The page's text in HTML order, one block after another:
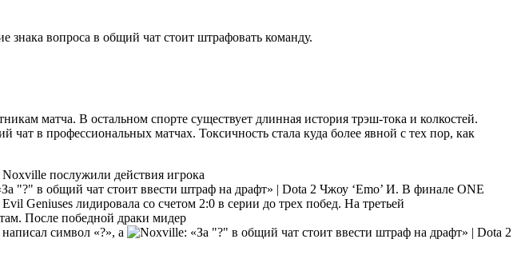
знака вопроса в общий чат стоит штрафовать команду.
матча. В остальном спорте существует длинная история трэш-тока и колкостей.
в профессиональных матчах. Токсичность стала куда более явной с тех пор, как
Noxville послужили действия игрока
Чжоу ‘Emo’ И. В финале ONE
Evil Geniuses лидировала со счетом 2:0 в серии до трех побед. На третьей
После победной драки мидер
символ «?», а